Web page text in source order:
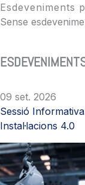
Esdeveniments
Sense
09 set. 2026
Sessió
Instal·lacions 4.0